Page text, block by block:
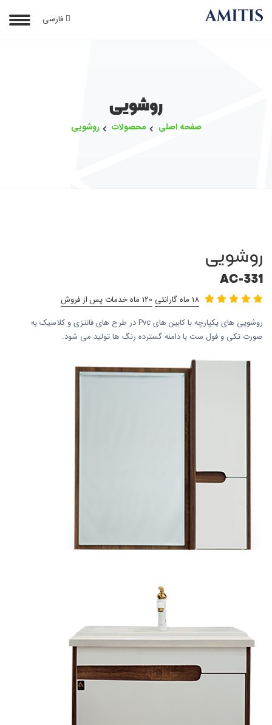
فارسی
روشویی
صفحه اصلی محصولات روشویی
روشویی
AC-331
18 ماه گارانتی
120 ماه خدمات پس از فروش
روشویی های یکپارچه با کابین های Pvc در طرح های فانتزی و کلاسیک به
صورت تکی و فول ست با دامنه گسترده رنگ ها تولید می شود.